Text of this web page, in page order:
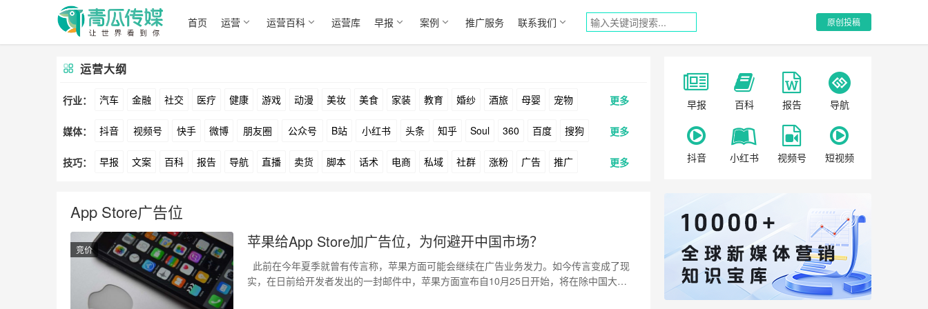
首页 运营 运营百科 运营库 早报 案例 推广服务 联系我们 原创投稿
运营大纲
行业： 汽车 金融 社交 医疗 健康 游戏 动漫 美妆 美食 家装 教育 婚纱 酒旅 母婴 宠物
文娱 跨境 科技 广告 元宇宙 房地产
更多
媒体： 抖音 视频号 快手 微博 朋友圈 公众号 B站 小红书 头条 知乎 Soul 360 百度 搜狗
爱奇艺 美柚 美图 最右 神马 谷歌 Facebook Tiktok YouTube Yahoo Bing
更多
技巧： 早报 文案 百科 报告 导航 直播 卖货 脚本 话术 电商 私域 社群 涨粉 广告 推广 更多
App Store广告位
竞价 苹果给App Store加广告位，为何避开中国市场？
此前在今年夏季就曾有传言称，苹果方面可能会继续在广告业务发力。如今传言变成了现
实，在日前给开发者发出的一封邮件中，苹果方面宣布自10月25日开始，将在除中国大陆
早报 百科 报告 导航
抖音 小红书 视频号 短视频